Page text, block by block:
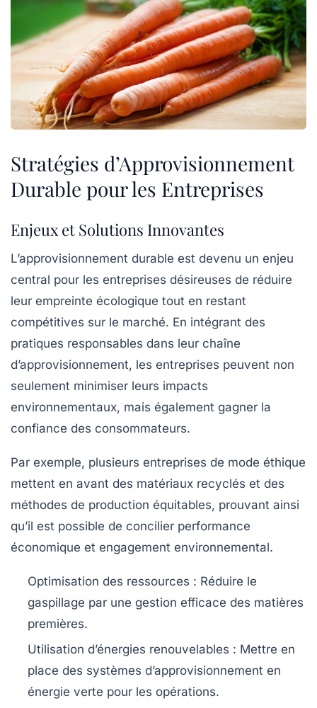
Stratégies d’Approvisionnement
Durable pour les Entreprises
Enjeux et Solutions Innovantes
L’approvisionnement durable est devenu un enjeu
central pour les entreprises désireuses de réduire
leur empreinte écologique tout en restant
compétitives sur le marché. En intégrant des
pratiques responsables dans leur chaîne
d’approvisionnement, les entreprises peuvent non
seulement minimiser leurs impacts
environnementaux, mais également gagner la
confiance des consommateurs.
Par exemple, plusieurs entreprises de mode éthique
mettent en avant des matériaux recyclés et des
méthodes de production équitables, prouvant ainsi
qu’il est possible de concilier performance
économique et engagement environnemental.
Optimisation des ressources : Réduire le
gaspillage par une gestion efficace des matières
premières.
Utilisation d’énergies renouvelables : Mettre en
place des systèmes d’approvisionnement en
énergie verte pour les opérations.